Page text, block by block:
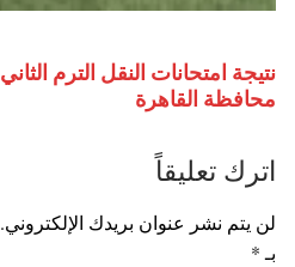
محافظة القاهرة
اترك تعليقاً
لن يتم نشر عنوان بريدك الإلكتروني.
بـ*